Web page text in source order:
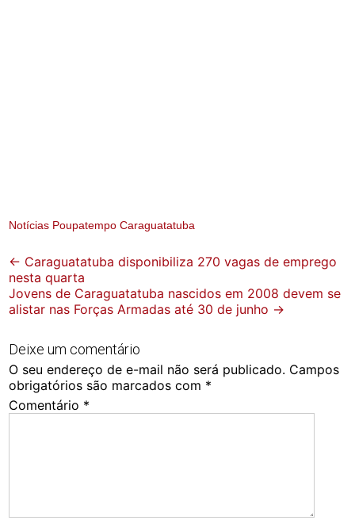
Notícias Poupatempo Caraguatatuba
Post
navigation
← Caraguatatuba disponibiliza 270 vagas de emprego
nesta quarta
Jovens de Caraguatatuba nascidos em 2008 devem se
alistar nas Forças Armadas até 30 de junho →
Deixe um comentário
O seu endereço de e-mail não será publicado. Campos
obrigatórios são marcados com *
Comentário *